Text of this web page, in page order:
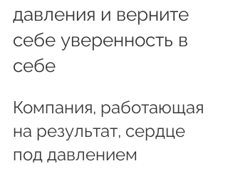
давления и верните
себе уверенность в
себе
Компания, работающая
на результат, сердце
под давлением